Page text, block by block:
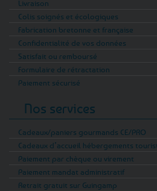
Livraison
Colis soignés et écologiques
Fabrication bretonne et française
Confidentialité de vos données
Satisfait ou remboursé
Formulaire de rétractation
Paiement sécurisé
Nos services
Cadeaux/paniers gourmands CE/PRO
Cadeaux d’accueil hébergements
Paiement par chèque ou virement
Paiement mandat administratif
Retrait gratuit sur Guingamp